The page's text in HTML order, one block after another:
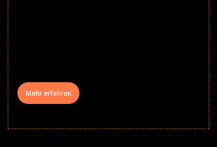
Mehr erfahren